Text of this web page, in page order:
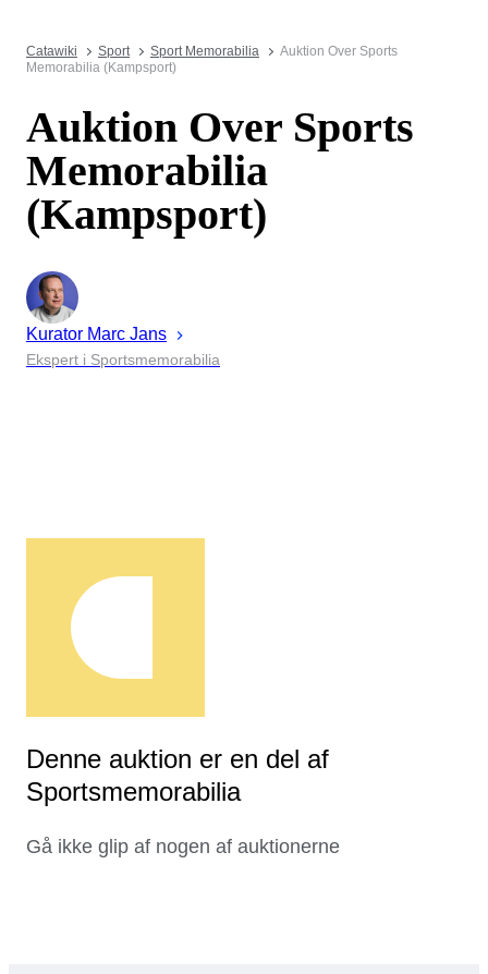
Catawiki Sport Sport Memorabilia
Auktion Over Sports
Memorabilia (Kampsport)
Auktion Over Sports
Memorabilia
(Kampsport)
Kurator Marc Jans
Ekspert i Sportsmemorabilia
Denne auktion er en del af
Sportsmemorabilia
Gå ikke glip af nogen af auktionerne